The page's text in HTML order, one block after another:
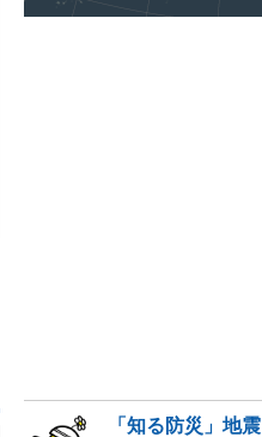
「知る防災」地震